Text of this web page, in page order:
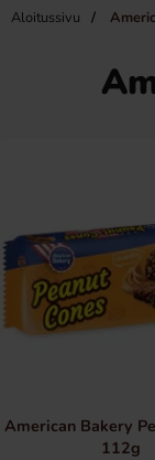
Aloitussivu
American Bakery
112g